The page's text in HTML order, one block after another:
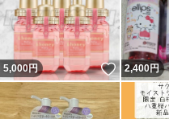
5,000円 いいね！
2,400円